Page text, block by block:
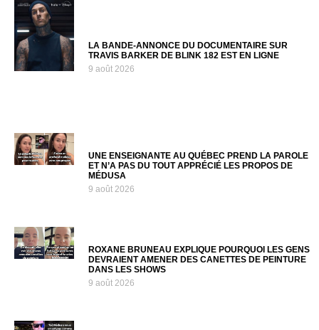
LA BANDE-ANNONCE DU DOCUMENTAIRE SUR
TRAVIS BARKER DE BLINK 182 EST EN LIGNE
9 août 2026
UNE ENSEIGNANTE AU QUÉBEC PREND LA PAROLE
ET N’A PAS DU TOUT APPRÉCIÉ LES PROPOS DE
MÉDUSA
9 août 2026
ROXANE BRUNEAU EXPLIQUE POURQUOI LES GENS
DEVRAIENT AMENER DES CANETTES DE PEINTURE
DANS LES SHOWS
9 août 2026